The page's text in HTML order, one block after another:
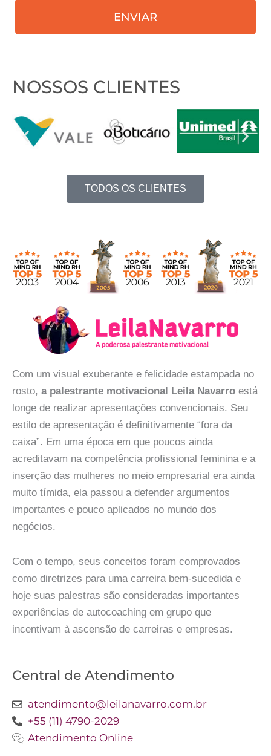
contato?
ENVIAR
NOSSOS CLIENTES
TODOS OS CLIENTES
Com um visual exuberante e felicidade estampada no
rosto, a palestrante motivacional Leila Navarro está
longe de realizar apresentações convencionais. Seu
estilo de apresentação é definitivamente “fora da
caixa”. Em uma época em que poucos ainda
acreditavam na competência profissional feminina e a
inserção das mulheres no meio empresarial era ainda
muito tímida, ela passou a defender argumentos
importantes e pouco aplicados no mundo dos
negócios.
Com o tempo, seus conceitos foram comprovados
como diretrizes para uma carreira bem-sucedida e
hoje suas palestras são consideradas importantes
experiências de autocoaching em grupo que
incentivam à ascensão de carreiras e empresas.
Central de Atendimento
atendimento@leilanavarro.com.br
+55 (11) 4790-2029
Atendimento Online